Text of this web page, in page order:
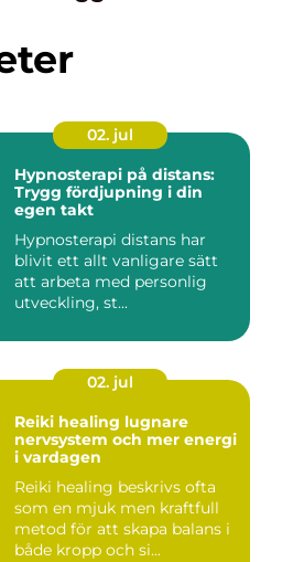
02. jul
Hypnosterapi på distans:
Trygg fördjupning i din
egen takt
Hypnosterapi distans har
blivit ett allt vanligare sätt
att arbeta med personlig
utveckling, st...
02. jul
Reiki healing lugnare
nervsystem och mer energi
i vardagen
Reiki healing beskrivs ofta
som en mjuk men kraftfull
metod för att skapa balans i
både kropp och si...